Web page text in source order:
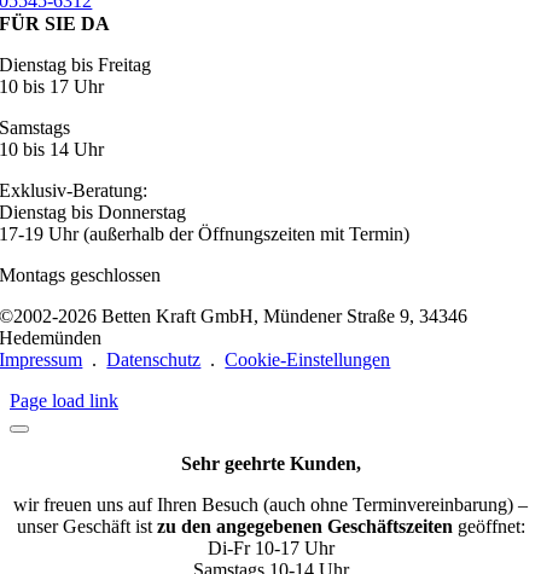
FÜR SIE DA
Dienstag bis Freitag
10 bis 17 Uhr
Samstags
10 bis 14 Uhr
Exklusiv-Beratung:
Dienstag bis Donnerstag
17-19 Uhr (außerhalb der Öffnungszeiten mit Termin)
Montags geschlossen
©2002-2026 Betten Kraft GmbH, Mündener Straße 9, 34346
Hedemünden
Impressum .Datenschutz .Cookie-Einstellungen
Page load link
Sehr geehrte Kunden,
wir freuen uns auf Ihren Besuch (auch ohne Terminvereinbarung) –
unser Geschäft ist zu den angegebenen Geschäftszeiten geöffnet:
Di-Fr 10-17 Uhr
Samstags 10-14 Uhr